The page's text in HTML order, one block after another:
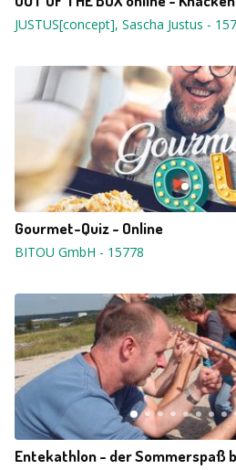
JUSTUS[concept], Sascha Justus -
Gourmet-Quiz - Online
BITOU GmbH - 15778
Entekathlon - der Sommerspaß